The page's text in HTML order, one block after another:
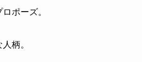
ポーズ。
柄。